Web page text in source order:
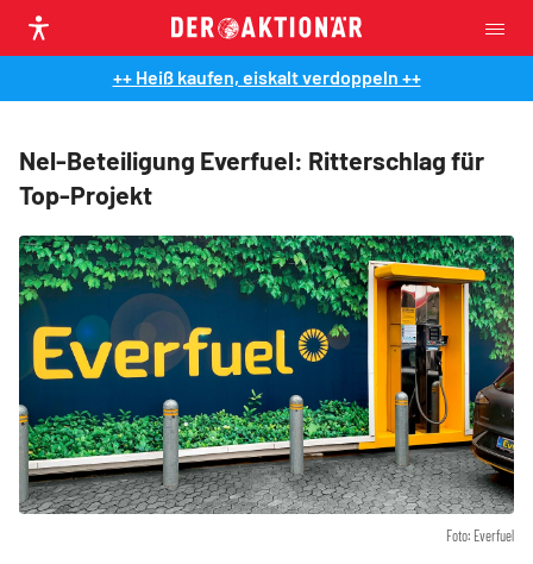
++ Heiß kaufen, eiskalt verdoppeln ++
Nel-Beteiligung Everfuel: Ritterschlag für
Top-Projekt
Foto: Everfuel